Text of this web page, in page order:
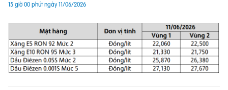
15 giờ 00 phút ngày 11/06/2026